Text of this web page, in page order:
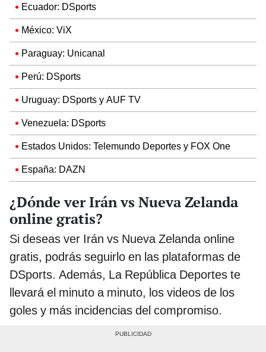
Ecuador: DSports
México: ViX
Paraguay: Unicanal
Perú: DSports
Uruguay: DSports y AUF TV
Venezuela: DSports
Estados Unidos: Telemundo Deportes y FOX One
España: DAZN
¿Dónde ver Irán vs Nueva Zelanda
online gratis?
Si deseas ver Irán vs Nueva Zelanda online
gratis, podrás seguirlo en las plataformas de
DSports. Además, La República Deportes te
llevará el minuto a minuto, los videos de los
goles y más incidencias del compromiso.